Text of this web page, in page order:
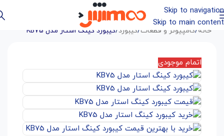
Skip to navigation
Skip to main content
خانه /کامپیوتر و قطعات/کیبورد/کیبورد کینگ استار مدل KB75
اتمام موجودی